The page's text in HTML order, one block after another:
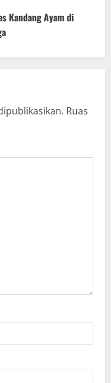
Kandang Ayam di
Ruas